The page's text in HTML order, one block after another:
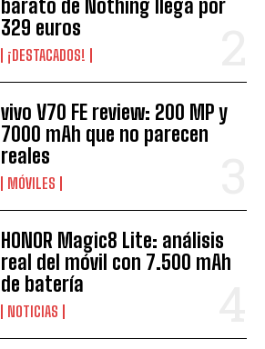
barato de Nothing llega por
329 euros
¡DESTACADOS!
vivo V70 FE review: 200 MP y
7000 mAh que no parecen
reales
MÓVILES
HONOR Magic8 Lite: análisis
real del móvil con 7.500 mAh
de batería
NOTICIAS